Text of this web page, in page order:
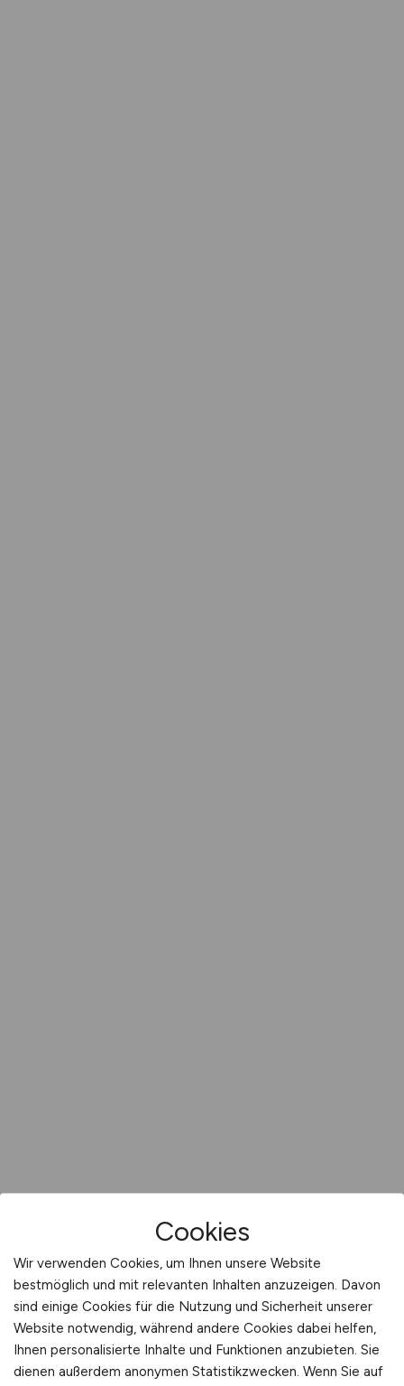
Cookies
Wir verwenden Cookies, um Ihnen unsere Website
bestmöglich und mit relevanten Inhalten anzuzeigen. Davon
sind einige Cookies für die Nutzung und Sicherheit unserer
Website notwendig, während andere Cookies dabei helfen,
Ihnen personalisierte Inhalte und Funktionen anzubieten. Sie
dienen außerdem anonymen Statistikzwecken. Wenn Sie auf